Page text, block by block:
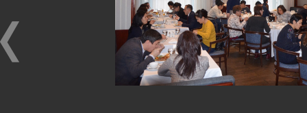
ЭЛЕКТРОННЫЕ СЧЕТА-ФАКТУРЫ. ВИРТУАЛЬНЫЙ
СКЛАД.
Семинар с КГД и разработчиками